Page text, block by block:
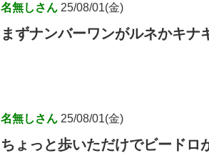
名無しさん 25/08/01(金)
まずナンバーワンがルネかキナ
名無しさん 25/08/01(金)
ちょっと歩いただけでビードロ